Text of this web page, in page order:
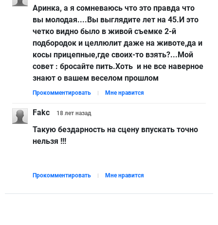
Аринка, а я сомневаюсь что это правда что
вы молодая....Вы выглядите лет на 45.И это
четко видно было в живой съемке 2-й
подбородок и целлюлит даже на животе,да и
косы прицепные,где своих-то взять?...Мой
совет : бросайте пить.Хоть и не все наверное
знают о вашем веселом прошлом
Прокомментировать Мне нравится
Fakc 18 лет назад
Такую бездарность на сцену впускать точно
нельзя !!!
Прокомментировать Мне нравится